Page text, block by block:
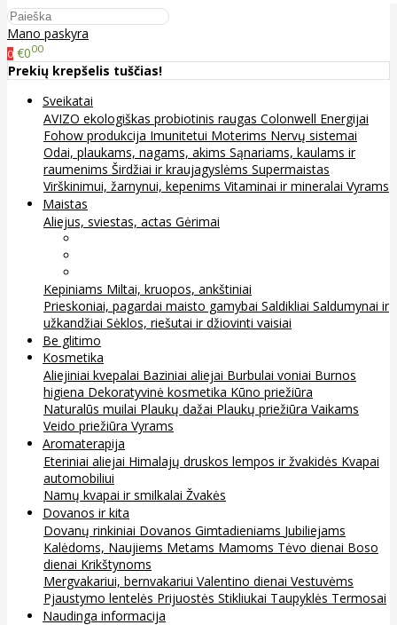
Mano paskyra
0 €000
Prekių krepšelis tuščias!
Sveikatai
AVIZO ekologiškas probiotinis raugas Colonwell Energijai
Fohow produkcija Imunitetui Moterims Nervų sistemai
Odai, plaukams, nagams, akims Sąnariams, kaulams ir
raumenims Širdžiai ir kraujagyslėms Supermaistas
Virškinimui, žarnynui, kepenims Vitaminai ir mineralai Vyrams
Maistas
Aliejus, sviestas, actas Gėrimai
Kepiniams Miltai, kruopos, ankštiniai
Prieskoniai, pagardai maisto gamybai Saldikliai Saldumynai ir
užkandžiai Sėklos, riešutai ir džiovinti vaisiai
Be glitimo
Kosmetika
Aliejiniai kvepalai Baziniai aliejai Burbulai voniai Burnos
higiena Dekoratyvinė kosmetika Kūno priežiūra
Naturalūs muilai Plaukų dažai Plaukų priežiūra Vaikams
Veido priežiūra Vyrams
Aromaterapija
Eteriniai aliejai Himalajų druskos lempos ir žvakidės Kvapai
automobiliui
Namų kvapai ir smilkalai Žvakės
Dovanos ir kita
Dovanų rinkiniai Dovanos Gimtadieniams Jubiliejams
Kalėdoms, Naujiems Metams Mamoms Tėvo dienai Boso
dienai Krikštynoms
Mergvakariui, bernvakariui Valentino dienai Vestuvėms
Pjaustymo lentelės Prijuostės Stikliukai Taupyklės Termosai
Naudinga informacija